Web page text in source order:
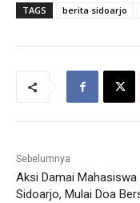
TAGS berita sidoarjo
Sebelumnya
Aksi Damai Mahasiswa
Sidoarjo, Mulai Doa